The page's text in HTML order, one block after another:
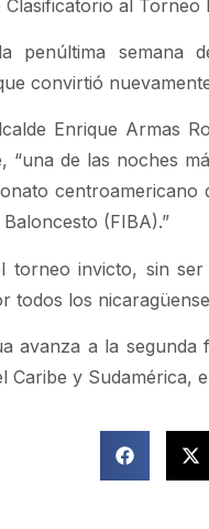
al Torneo
penúltima semana
convirtió
Enrique Armas
“una de las noches
(FIBA).”
torneo invicto, sin
todos los
avanza a la
Caribe y Sudamérica,